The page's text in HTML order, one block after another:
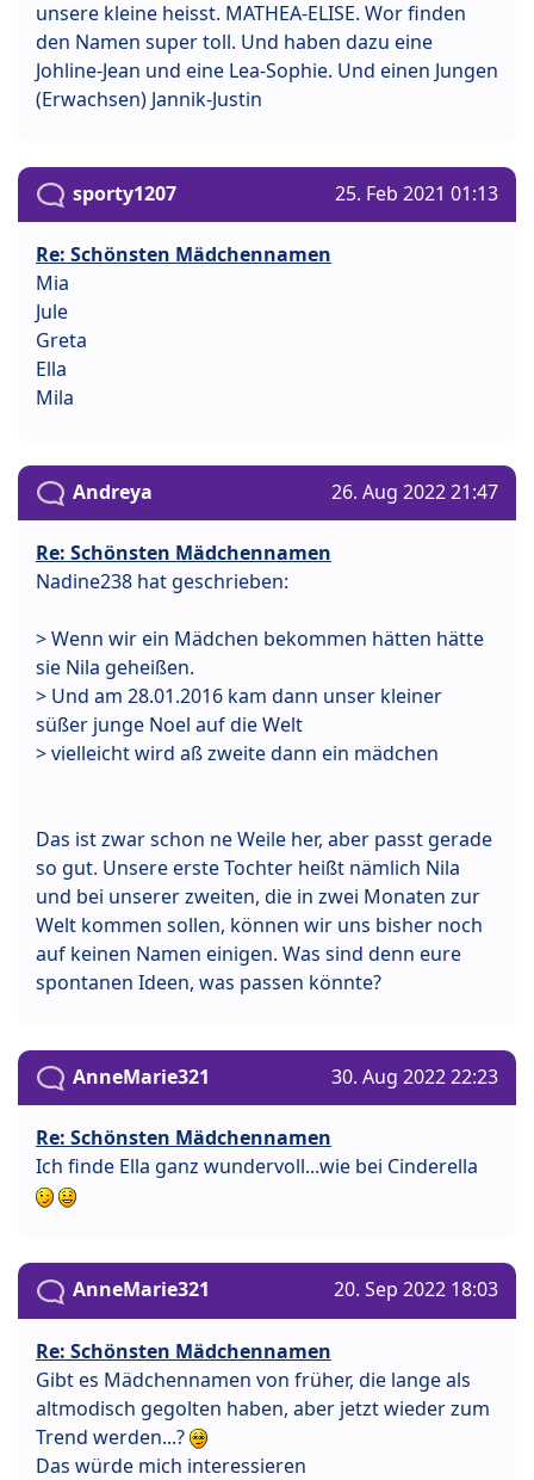
unsere kleine heisst. MATHEA-ELISE. Wor finden
den Namen super toll. Und haben dazu eine
Johline-Jean und eine Lea-Sophie. Und einen Jungen
(Erwachsen) Jannik-Justin
sporty1207 25. Feb 2021 01:13
Re: Schönsten Mädchennamen
Mia
Jule
Greta
Ella
Mila
Andreya 26. Aug 2022 21:47
Re: Schönsten Mädchennamen
Nadine238 hat geschrieben:
> Wenn wir ein Mädchen bekommen hätten hätte
sie Nila geheißen.
> Und am 28.01.2016 kam dann unser kleiner
süßer junge Noel auf die Welt
> vielleicht wird aß zweite dann ein mädchen
Das ist zwar schon ne Weile her, aber passt gerade
so gut. Unsere erste Tochter heißt nämlich Nila
und bei unserer zweiten, die in zwei Monaten zur
Welt kommen sollen, können wir uns bisher noch
auf keinen Namen einigen. Was sind denn eure
spontanen Ideen, was passen könnte?
AnneMarie321 30. Aug 2022 22:23
Re: Schönsten Mädchennamen
Ich finde Ella ganz wundervoll...wie bei Cinderella
AnneMarie321 20. Sep 2022 18:03
Re: Schönsten Mädchennamen
Gibt es Mädchennamen von früher, die lange als
altmodisch gegolten haben, aber jetzt wieder zum
Trend werden...?
Das würde mich interessieren